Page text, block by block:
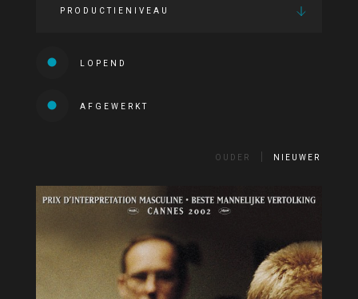
PRODUCTIENIVEAU
LOPEND
AFGEWERKT
OUDER NIEUWER